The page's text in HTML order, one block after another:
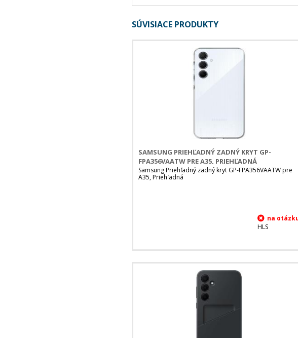
SÚVISIACE PRODUKTY
SAMSUNG PRIEHĽADNÝ ZADNÝ KRYT GP-
FPA356VAATW PRE A35, PRIEHĽADNÁ
Samsung Priehľadný zadný kryt GP-FPA356VAATW pre
A35, Priehľadná
HLS